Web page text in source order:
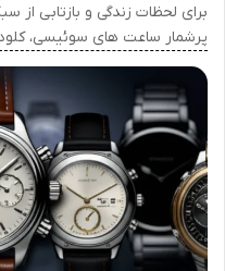
برای لحظات زندگی و بازتابی
پرشمار ساعت های سوئیسی، کلود